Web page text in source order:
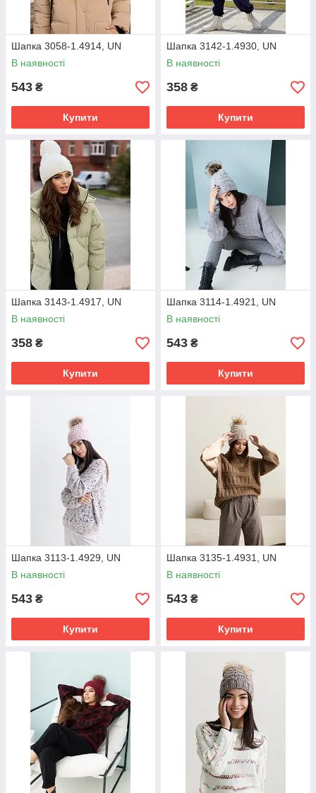
Шапка 3058-1.4914, UN
В наявності
543 ₴
Купити
Шапка 3142-1.4930, UN
В наявності
358 ₴
Купити
Шапка 3143-1.4917, UN
В наявності
358 ₴
Купити
Шапка 3114-1.4921, UN
В наявності
543 ₴
Купити
Шапка 3113-1.4929, UN
В наявності
543 ₴
Купити
Шапка 3135-1.4931, UN
В наявності
543 ₴
Купити